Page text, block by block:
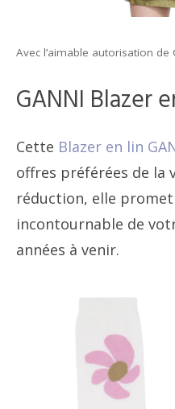
Avec l’aimable autorisation de
GANNI Blazer
Cette Blazer en lin
offres préférées de la
réduction, elle promet
incontournable de
années à venir.